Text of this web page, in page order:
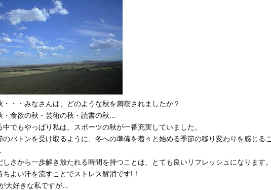
・・・みなさんは、どのような秋を満喫されましたか？
・食欲の秋・芸術の秋・読書の秋…
中でもやっぱり私は、スポーツの秋が一番充実していました。
のバトンを受け取るように、冬への準備を着々と始める季節の移り変わりを感じるこ
しさから一歩解き放たれる時間を持つことは、とても良いリフレッシュになります。
ちよい汗を流すことでストレス解消です!！
大好きな私ですが…